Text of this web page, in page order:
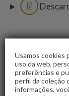
Usamos cookies
uso da web,
preferências e
perfil da coleção
informações,